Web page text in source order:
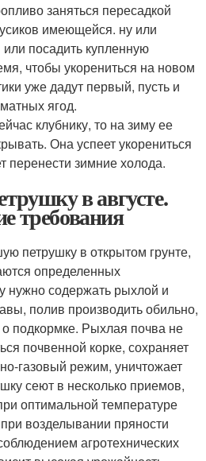
заняться пересадкой
имеющейся. ну или
посадить купленную
чтобы укорениться на новом
уже дадут первый, пусть и
ягод.
клубнику, то на зиму ее
Она успеет укорениться
перенести зимние холода.
в августе.
требования
петрушку в открытом грунте,
определенных
нужно содержать рыхлой и
полив производить обильно,
подкормке. Рыхлая почва не
почвенной корке, сохраняет
газовый режим, уничтожает
сеют в несколько приемов,
оптимальной температуре
возделывании пряности
агротехнических